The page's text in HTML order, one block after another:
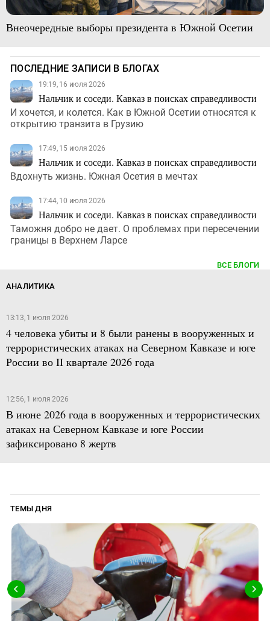
Внеочередные выборы президента в Южной Осетии
ПОСЛЕДНИЕ ЗАПИСИ В БЛОГАХ
19:19, 16 июля 2026
Нальчик и соседи. Кавказ в поисках справедливости
И хочется, и колется. Как в Южной Осетии относятся к
открытию транзита в Грузию
17:49, 15 июля 2026
Нальчик и соседи. Кавказ в поисках справедливости
Вдохнуть жизнь. Южная Осетия в мечтах
17:44, 10 июля 2026
Нальчик и соседи. Кавказ в поисках справедливости
Таможня добро не дает. О проблемах при пересечении
границы в Верхнем Ларсе
ВСЕ БЛОГИ
АНАЛИТИКА
13:13, 1 июля 2026
4 человека убиты и 8 были ранены в вооруженных и
террористических атаках на Северном Кавказе и юге
России во II квартале 2026 года
12:56, 1 июля 2026
В июне 2026 года в вооруженных и террористических
атаках на Северном Кавказе и юге России
зафиксировано 8 жертв
ТЕМЫ ДНЯ